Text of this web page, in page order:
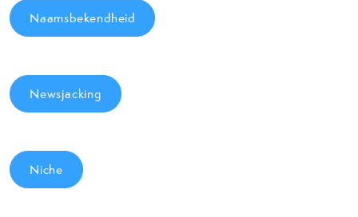
Naamsbekendheid
Newsjacking
Niche